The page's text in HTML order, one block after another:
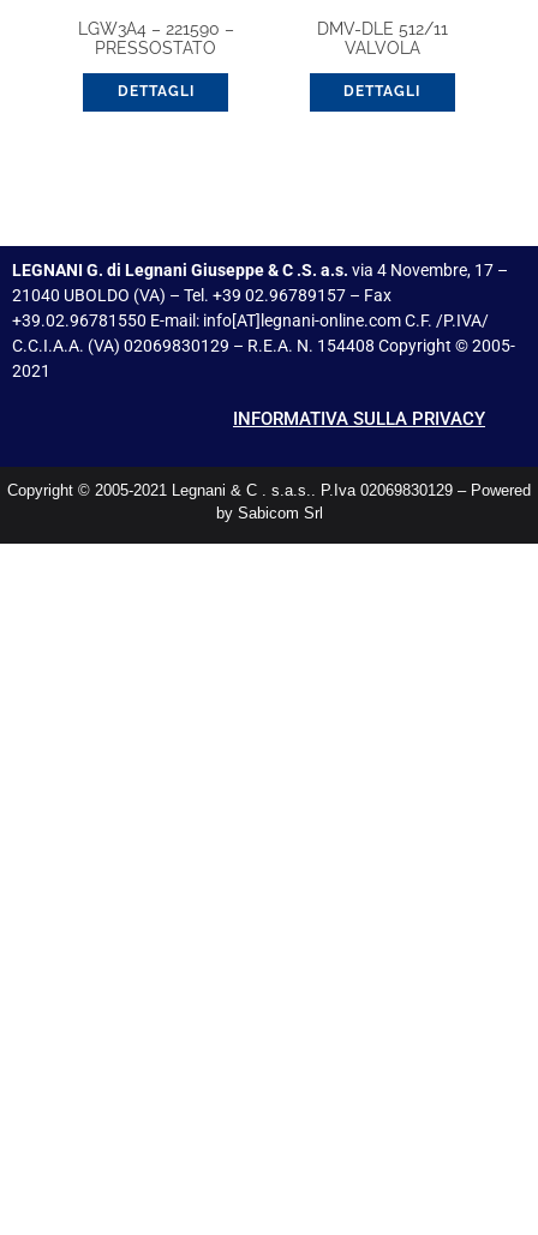
LGW3A4 – 221590 –
PRESSOSTATO
DETTAGLI
DMV-DLE 512/11
VALVOLA
DETTAGLI
LEGNANI G. di Legnani Giuseppe & C .S. a.s. via 4 Novembre, 17 –
21040 UBOLDO (VA) – Tel. +39 02.96789157 – Fax
+39.02.96781550 E-mail: info[AT]legnani-online.com C.F. /P.IVA/
C.C.I.A.A. (VA) 02069830129 – R.E.A. N. 154408 Copyright © 2005-
2021
INFORMATIVA SULLA PRIVACY
Copyright © 2005-2021 Legnani & C . s.a.s.. P.Iva 02069830129 – Powered
by Sabicom Srl